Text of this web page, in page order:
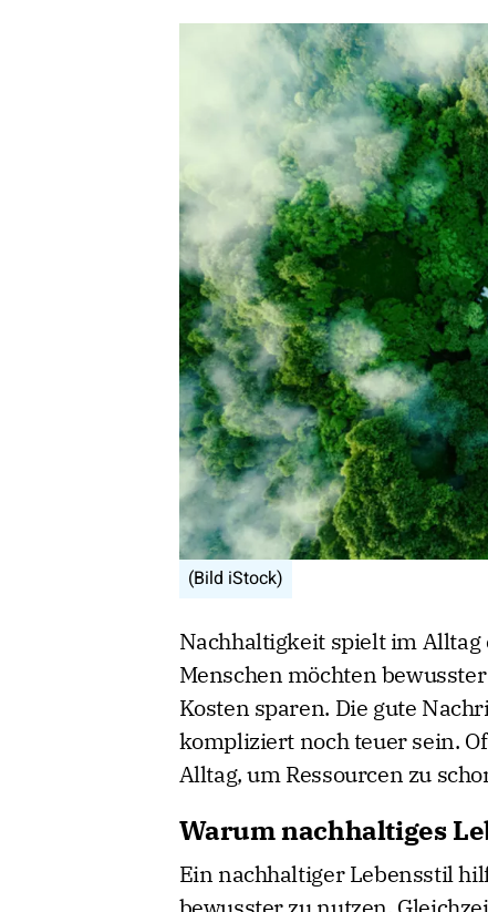
(Bild iStock)
Nachhaltigkeit spielt im
Menschen möchten
Kosten sparen. Die gute
kompliziert noch teuer sein.
Alltag, um Ressourcen zu
Warum nachhaltiges
Ein nachhaltiger Lebensstil